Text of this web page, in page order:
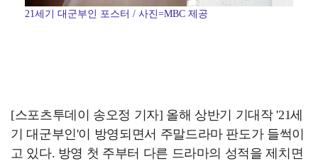
21세기 대군부인 포스터 / 사진=MBC 제공
[스포츠투데이 송오정 기자] 올해 상반기 기대작 '21세
기 대군부인'이 방영되면서 주말드라마 판도가 들썩이
고 있다. 방영 첫 주부터 다른 드라마의 성적을 제치면